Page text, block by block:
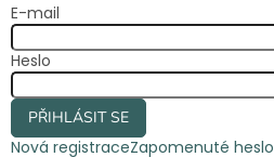
E-mail
Heslo
PŘIHLÁSIT SE
Nová registraceZapomenuté heslo